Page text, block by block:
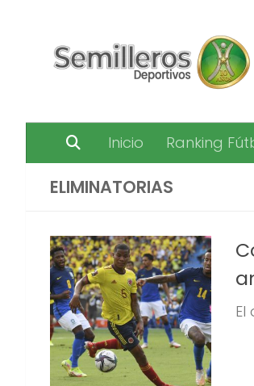
Inicio Ranking
ELIMINATORIAS